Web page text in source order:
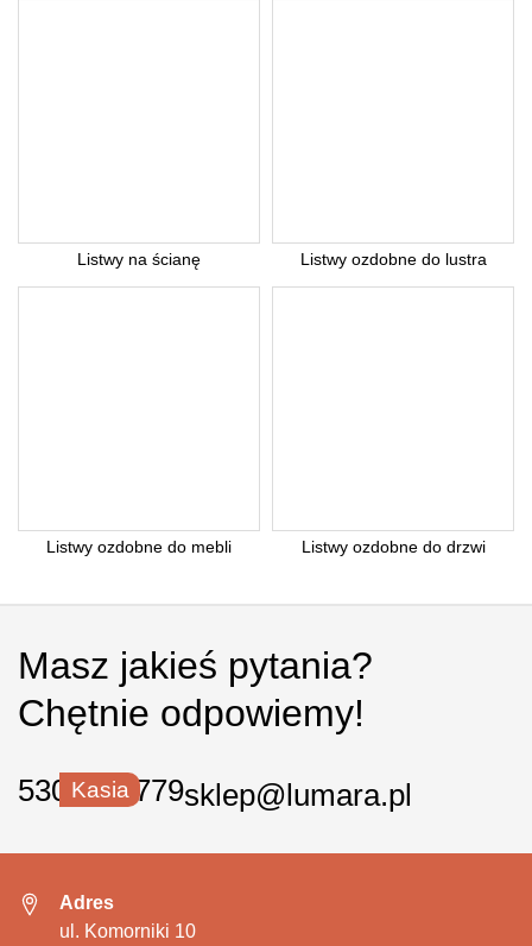
Listwy na ścianę Listwy ozdobne do lustra
Listwy ozdobne do mebli Listwy ozdobne do drzwi
Masz jakieś pytania?
Chętnie odpowiemy!
Kasia
530 550 779sklep@lumara.pl
Adres
ul. Komorniki 10